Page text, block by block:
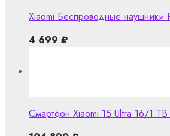
Xiaomi Беспроводные наушники
4 699 ₽
Смартфон Xiaomi 15 Ultra 16/1 TB